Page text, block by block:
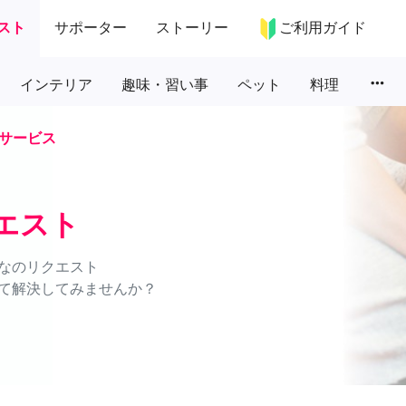
ト サポーター ストーリー ご利用ガイド
インテリア 趣味・習い事 ペット 料理 more_horiz
ービス
スト
のリクエスト
解決してみませんか？